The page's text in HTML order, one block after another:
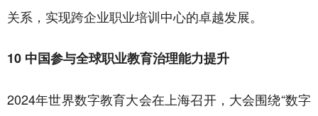
关系，实现跨企业职业培训中心的卓越发展。
10 中国参与全球职业教育治理能力提升
2024年世界数字教育大会在上海召开，大会围绕“数字